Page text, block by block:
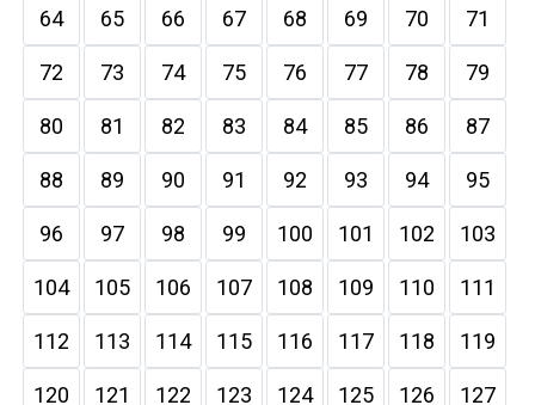
64 65 66 67 68 69 70 71
72 73 74 75 76 77 78 79
80 81 82 83 84 85 86 87
88 89 90 91 92 93 94 95
96 97 98 99 100 101 102 103
104 105 106 107 108 109 110 111
112 113 114 115 116 117 118 119
120 121 122 123 124 125 126 127